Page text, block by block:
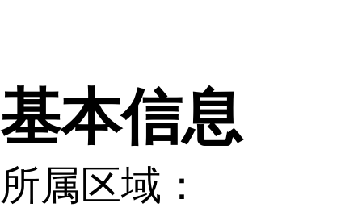
基本信息
所属区域：